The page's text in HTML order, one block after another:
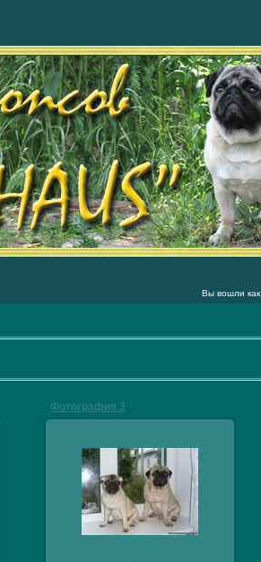
Вы вошли как
Фотография 3
29.10.2009
veresmops